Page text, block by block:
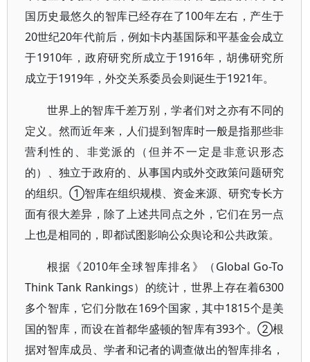
国历史最悠久的智库已经存在了100年左右，产生于
20世纪20年代前后，例如卡内基国际和平基金会成立
于1910年，政府研究所成立于1916年，胡佛研究所
成立于1919年，外交关系委员会则诞生于1921年。
世界上的智库千差万别，学者们对之亦有不同的
定义。然而近年来，人们提到智库时一般是指那些非
营利性的、非党派的（但并不一定是非意识形态
的）、独立于政府的、从事国内或外交政策问题研究
的组织。①智库在组织规模、资金来源、研究专长方
面有很大差异，除了上述共同点之外，它们在另一点
上也是相同的，即都试图影响公众舆论和公共政策。
根据《2010年全球智库排名》（Global Go-To
Think Tank Rankings）的统计，世界上存在着6300
多个智库，它们分散在169个国家，其中1815个是美
国的智库，而设在首都华盛顿的智库有393个。②根
据对智库成员、学者和记者的调查做出的智库排名，